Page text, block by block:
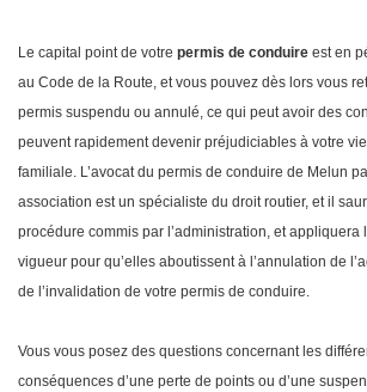
Le capital point de votre permis de conduire est en
au Code de la Route, et vous pouvez dès lors vous
permis suspendu ou annulé, ce qui peut avoir des
peuvent rapidement devenir préjudiciables à votre
familiale. L’avocat du permis de conduire de Melun
association est un spécialiste du droit routier, et il
procédure commis par l’administration, et appliquera
vigueur pour qu’elles aboutissent à l’annulation de
de l’invalidation de votre permis de conduire.
Vous vous posez des questions concernant les
conséquences d’une perte de points ou d’une